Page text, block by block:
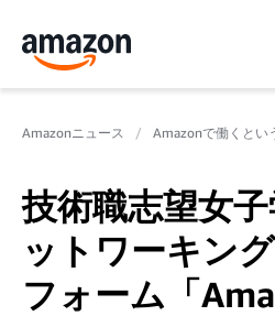
Amazonニュース Amazonで働くとい
技術職志望女
ットワーキン
フォーム「